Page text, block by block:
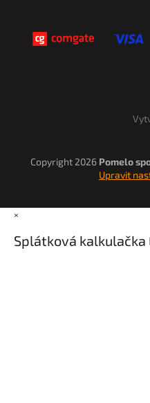
Copyright 2026 Pomelo
Upravit
×
Splátková kalkulačka